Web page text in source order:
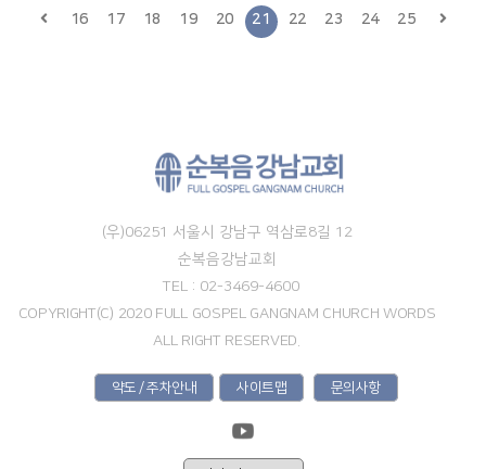
16 17 18 19 20 21 22 23 24 25
(우)06251 서울시 강남구 역삼로8길 12
순복음강남교회
TEL : 02-3469-4600
COPYRIGHT(C) 2020 FULL GOSPEL GANGNAM CHURCH WORDS
ALL RIGHT RESERVED.
약도 / 주차안내 사이트맵 문의사항